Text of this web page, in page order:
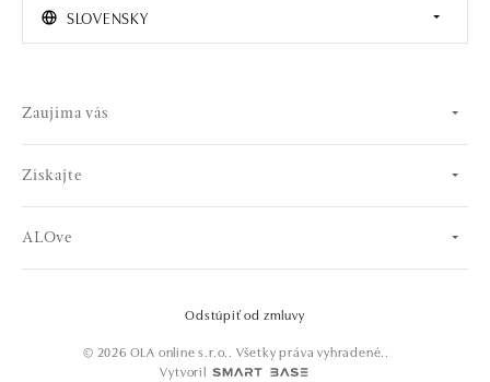
SLOVENSKY
Zaujíma vás
Získajte
ALOve
© 2026 OLA online s.r.o.. Všetky práva vyhradené..
Vytvoril
Odstúpiť od zmluvy